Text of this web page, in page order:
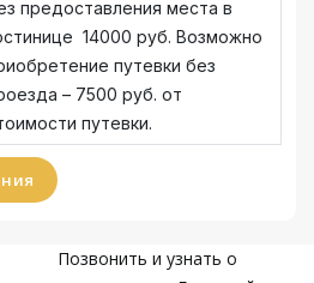
предоставления места в
14000 руб. Возможно
путевки без
– 7500 руб. от
путевки.
Позвонить и узнать о